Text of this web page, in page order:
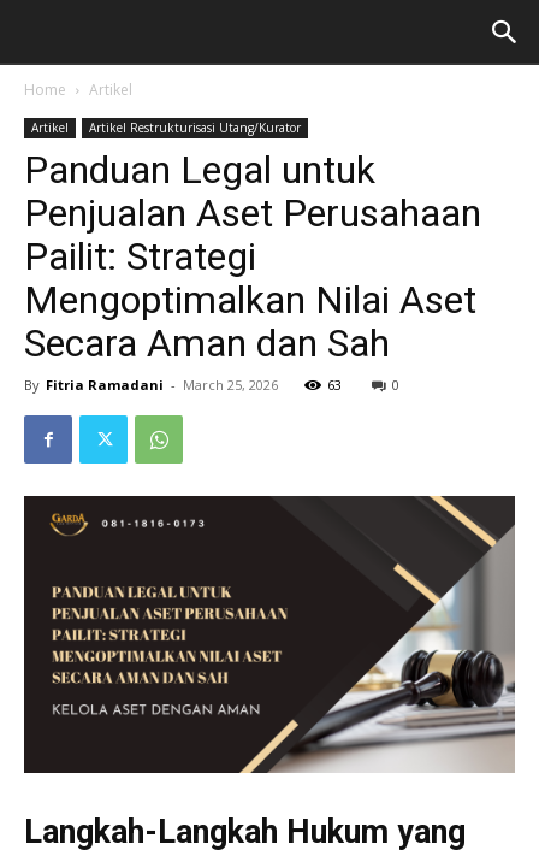
Home Artikel
Artikel Artikel Restrukturisasi Utang/Kurator
Panduan Legal untuk
Penjualan Aset Perusahaan
Pailit: Strategi
Mengoptimalkan Nilai Aset
Secara Aman dan Sah
By Fitria Ramadani - March 25, 2026 63 0
Langkah-Langkah Hukum yang